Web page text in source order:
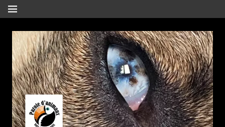
Aller
au
contenu
MENU